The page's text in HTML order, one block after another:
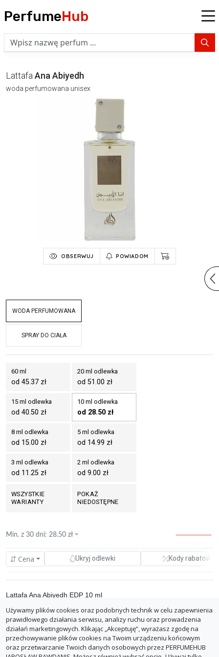
PerfumeHub
Lattafa Ana Abiyedh
woda perfumowana unisex
OBSERWUJ POWIADOM
WODA PERFUMOWANA
SPRAY DO CIAŁA
60 ml
od 45.37 zł
20 ml odlewka
od 51.00 zł
15 ml odlewka
od 40.50 zł
10 ml odlewka
od 28.50 zł
8 ml odlewka
od 15.00 zł
5 ml odlewka
od 14.99 zł
3 ml odlewka
od 11.25 zł
2 ml odlewka
od 9.00 zł
WSZYSTKIE
WARIANTY
POKAŻ
NIEDOSTĘPNE
Cena Ukryj odlewki Kody rabatowe
Min. z 30 dni: 28.50 zł
magrami.pl
opinie
Lattafa Ana Abiyedh EDP 10 ml
28.50 zł
z dostawą: 43.49 zł
0.00%
ZGŁOŚ BŁĄD
Używamy plików cookies oraz podobnych technik w celu zapewnienia
prawidłowego działania serwisu, analizy ruchu oraz prowadzenia
działań marketingowych. Klikając „Akceptuję”, wyrażasz zgodę na
przechowywanie plików cookies na Twoim urządzeniu końcowym
oraz przetwarzanie Twoich danych osobowych przez PERFUMEHUB